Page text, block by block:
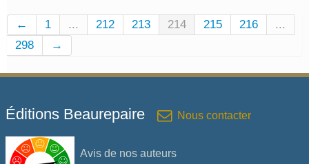
← 1 ... 212 213 214 215 216
...
298
→
Éditions Beaurepaire Nous contacter
Avis de nos auteurs